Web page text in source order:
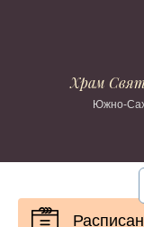
Храм
Южно-